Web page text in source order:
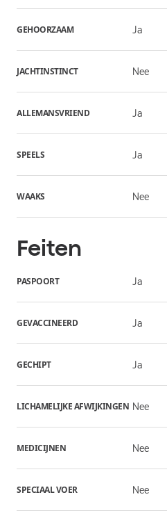
GEHOORZAAM Ja
JACHTINSTINCT Nee
ALLEMANSVRIEND Ja
SPEELS Ja
WAAKS Nee
Feiten
PASPOORT Ja
GEVACCINEERD Ja
GECHIPT Ja
LICHAMELIJKE AFWIJKINGEN Nee
MEDICIJNEN Nee
SPECIAAL VOER Nee